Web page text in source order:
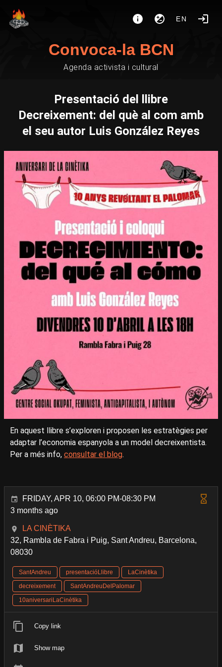
EN
Convoca-la BCN
Agenda activista i cultural
Presentació del llibre
Decreixement: del què al com amb
el seu autor Luis González Reyes
En aquest llibre s’exploren i proposen les estratègies per
adaptar l’economia espanyola a un model decreixentista.
Per a més info, consultar el blog.
FRIDAY, APR 10, 06:00 PM-08:30 PM
3 months ago
LA CINÈTIKA
32, Rambla de Fabra i Puig, Sant Andreu, Barcelona,
08030
SantAndreu presentacióLlibre
LaCinètika
decreixement
SantAndreuDelPalomar
10aniversariLaCinètika
Copy link
Show map